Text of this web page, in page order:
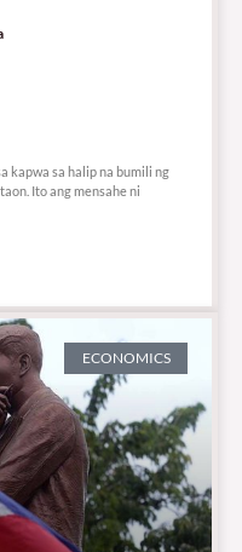
kapwa sa halip na bumili ng
Ito ang mensahe ni
ECONOMICS